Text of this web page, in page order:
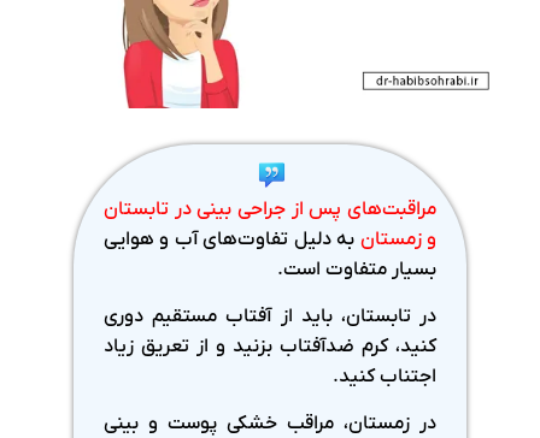
مراقبت‌های پس از جراحی بینی در تابستان
و زمستانبه دلیل تفاوت‌های آب و هوایی
بسیار متفاوت است.
در تابستان، باید از آفتاب مستقیم دوری
کنید، کرم ضدآفتاب بزنید و از تعریق زیاد
اجتناب کنید.
در زمستان، مراقب خشکی پوست و بینی